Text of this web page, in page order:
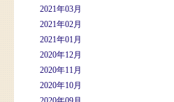
2021年03月
2021年02月
2021年01月
2020年12月
2020年11月
2020年10月